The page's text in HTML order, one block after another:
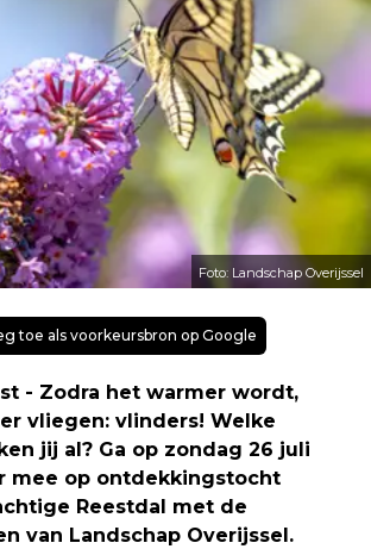
Foto: Landschap Overijssel
toe als voorkeursbron op Google
- Zodra het warmer wordt,
vliegen: vlinders! Welke
jij al? Ga op zondag 26 juli
mee op ontdekkingstocht
Reestdal met de
van Landschap Overijssel.